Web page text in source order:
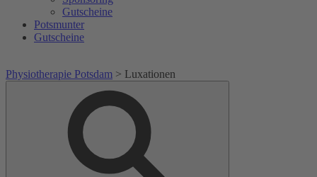
Gutscheine
Potsmunter
Gutscheine
Physiotherapie Potsdam > Luxationen